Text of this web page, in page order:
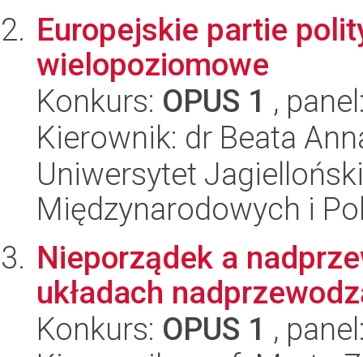
Europejskie partie
wielopoziomowe
Konkurs: OPUS 1 ,
Kierownik: dr Beata
Uniwersytet
Międzynarodowych i
Nieporządek a
układach
Konkurs: OPUS 1 ,